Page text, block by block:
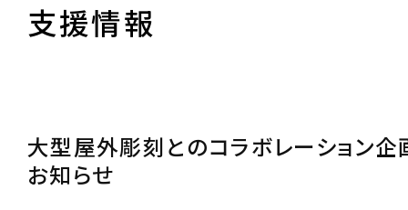
支援情報
大型屋外彫刻とのコラボレーション
お知らせ